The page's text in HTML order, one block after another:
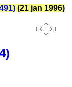
(21 jan 1996)